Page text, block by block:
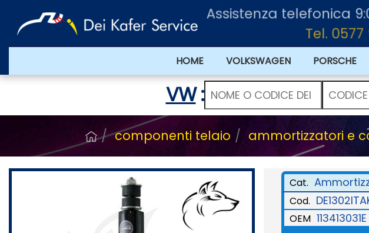
Assistenza telefonica
Tel. 0577
HOME VOLKSWAGEN PORSCHE
VW:
componenti telaio ammortizzatori e
Cat.
Cod.
OEM 113413031E